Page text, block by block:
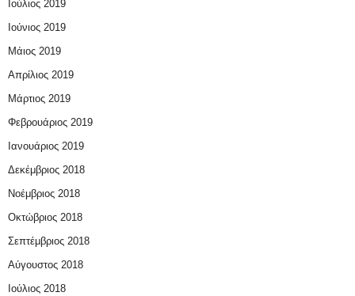
Ιούλιος 2019
Ιούνιος 2019
Μάιος 2019
Απρίλιος 2019
Μάρτιος 2019
Φεβρουάριος 2019
Ιανουάριος 2019
Δεκέμβριος 2018
Νοέμβριος 2018
Οκτώβριος 2018
Σεπτέμβριος 2018
Αύγουστος 2018
Ιούλιος 2018